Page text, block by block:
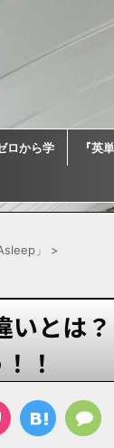
ロから学 『英
」
>
いとは
！